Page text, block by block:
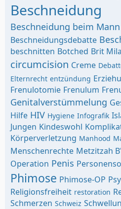
Beschneidung
Beschneidung beim Mann
Beschneidungsdebatte
beschnitten Botched Brit Mila
circumcision Creme
Elternrecht entzündung
Frenulotomie Frenulum
Genitalverstümmelung
Hilfe HIV Hygiene Infografik
Jungen Kindeswohl
Körperverletzung Manhood
Menschenrechte Metzitzah
Operation Penis
Phimose Phimose-OP
Religionsfreiheit restoration
Schmerzen Schweiz